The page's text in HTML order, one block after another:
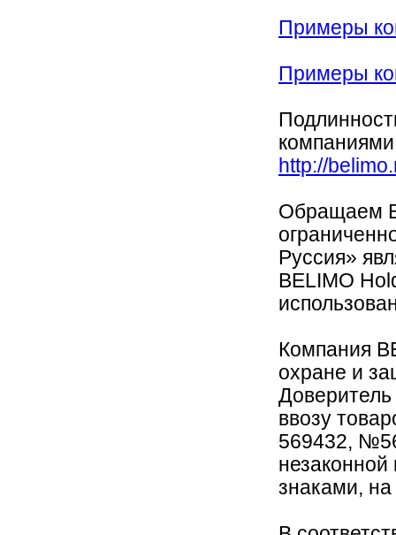
Примеры
Примеры
http://
Обращаем
Руссия»
BELIMO
Компания
охране и
Доверитель
ввозу
569432,
знаками,